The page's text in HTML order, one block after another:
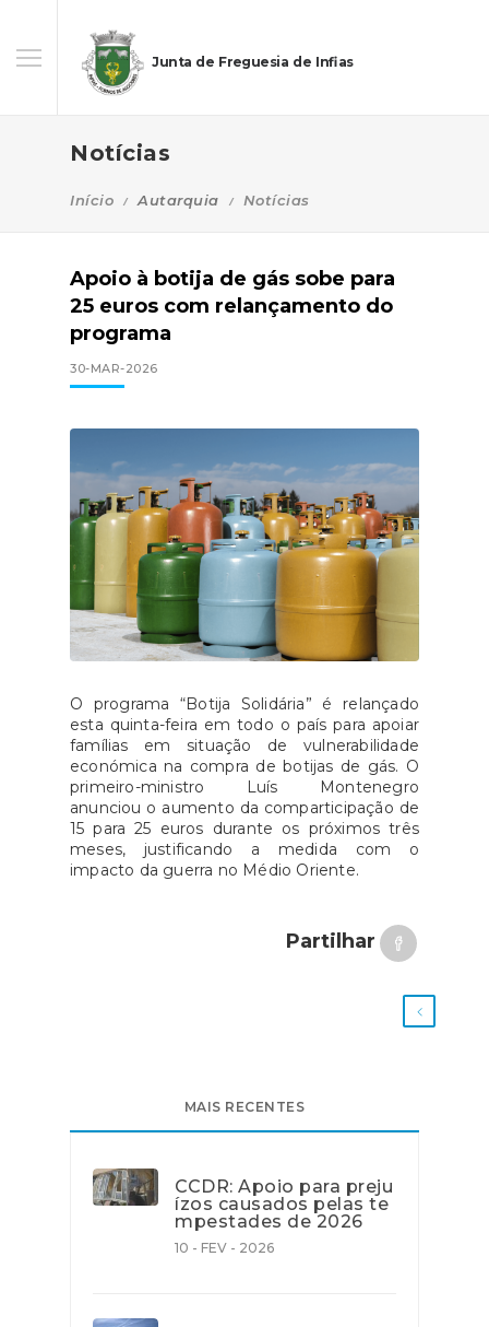
Junta de Freguesia de Infias
Notícias
Início Autarquia Notícias
Apoio à botija de gás sobe para
25 euros com relançamento do
programa
30-MAR-2026
O programa “Botija Solidária” é relançado
esta quinta-feira em todo o país para apoiar
famílias em situação de vulnerabilidade
económica na compra de botijas de gás. O
primeiro-ministro Luís Montenegro
anunciou o aumento da comparticipação de
15 para 25 euros durante os próximos três
meses, justificando a medida com o
impacto da guerra no Médio Oriente.
Partilhar
MAIS RECENTES
CCDR: Apoio para preju
ízos causados pelas te
mpestades de 2026
10 - FEV - 2026